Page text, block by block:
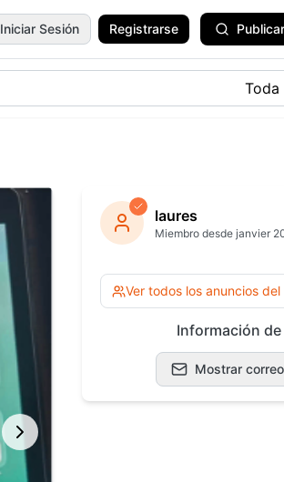
Iniciar Sesión Registrarse
Jardín y Plantas
Surf & Océano
Ver todas las
categorías
laures
Miembro desde janvier
Ver todos los anuncios
Información
Mostrar